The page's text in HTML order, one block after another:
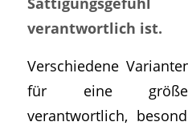
verantwortlich ist.
Verschiedene
für eine
verantwortlich,